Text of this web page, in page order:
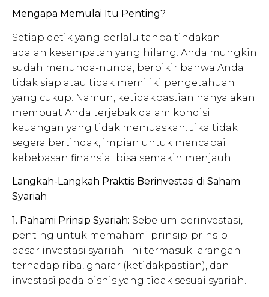
Mengapa Memulai Itu Penting?
Setiap detik yang berlalu tanpa tindakan
adalah kesempatan yang hilang. Anda mungkin
sudah menunda-nunda, berpikir bahwa Anda
tidak siap atau tidak memiliki pengetahuan
yang cukup. Namun, ketidakpastian hanya akan
membuat Anda terjebak dalam kondisi
keuangan yang tidak memuaskan. Jika tidak
segera bertindak, impian untuk mencapai
kebebasan finansial bisa semakin menjauh.
Langkah-Langkah Praktis Berinvestasi di Saham
Syariah
1. Pahami Prinsip Syariah: Sebelum berinvestasi,
penting untuk memahami prinsip-prinsip
dasar investasi syariah. Ini termasuk larangan
terhadap riba, gharar (ketidakpastian), dan
investasi pada bisnis yang tidak sesuai syariah.